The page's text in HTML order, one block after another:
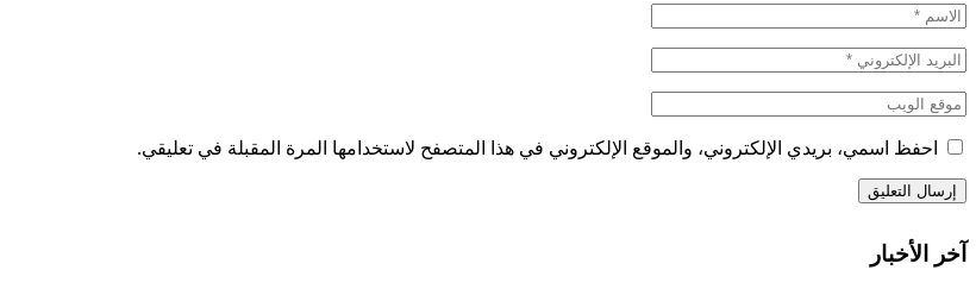
احفظ اسمي، بريدي الإلكتروني، والموقع الإلكتروني في هذا المتصفح لاستخدامها المرة المقبلة في تعليقي.
آخر الأخبار